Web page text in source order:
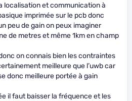
localisation et communication à
imprimée sur le pcb donc
peu de gain on peux imaginer
de metres et même 1km en champ
on connais bien les contraintes
meilleure que l’uwb car
donc meilleure portée à gain
il faut baisser la fréquence et les